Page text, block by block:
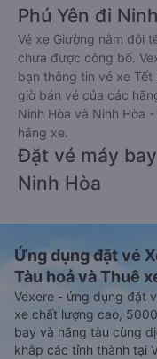
Phú Yên đi
Vé xe Giường nằm đôi
chưa được công bố.
bạn thông tin vé xe
giờ bán vé của các
Ninh Hòa và Ninh Hòa
hãng xe.
Đặt vé máy
Ninh Hòa
Ứng dụng đặt vé
Tàu hoả và Thuê
Vexere - ứng dụng đặt
xe chất lượng cao,
bay và hãng tàu cùng
khắp các tỉnh thành tại